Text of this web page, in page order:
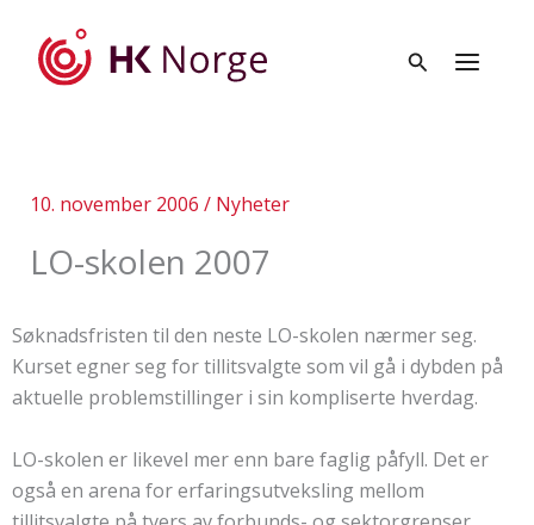
10. november 2006 / Nyheter
LO-skolen 2007
Søknadsfristen til den neste LO-skolen nærmer seg.
Kurset egner seg for tillitsvalgte som vil gå i dybden på
aktuelle problemstillinger i sin kompliserte hverdag.
LO-skolen er likevel mer enn bare faglig påfyll. Det er
også en arena for erfaringsutveksling mellom